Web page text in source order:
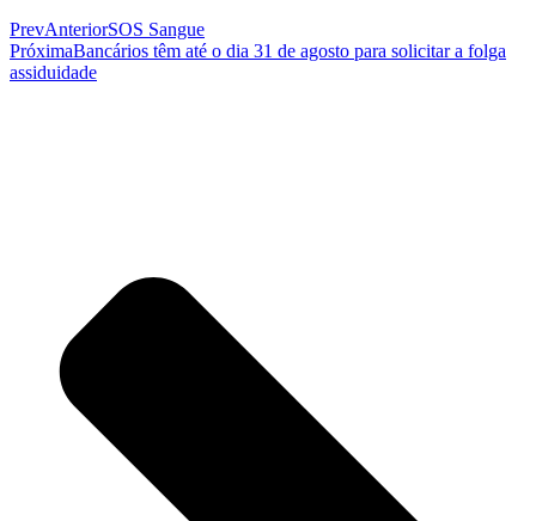
PrevAnteriorSOS Sangue
PróximaBancários têm até o dia 31 de agosto para solicitar a folga
assiduidade